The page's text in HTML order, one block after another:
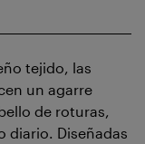
tejido, las
un agarre
de roturas,
diario. Diseñadas